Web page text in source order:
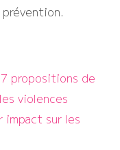
propositions de
violences
impact sur les